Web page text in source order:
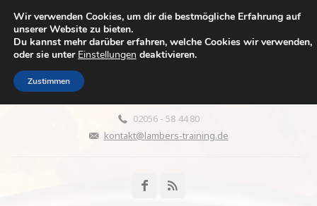
WENN DIE ELTERN ALT
WERDEN
Leben zwischen Fürsorge, Liebe, Aufopferung, Überforderung,
Wut und Abgrenzung
02056 - 58 44 80
kontakt@lambers-training.de
Wir verwenden Cookies, um dir die bestmögliche Erfahrung auf
unserer Website zu bieten.
Du kannst mehr darüber erfahren, welche Cookies wir verwenden,
oder sie unter Einstellungen deaktivieren.
Zustimmen